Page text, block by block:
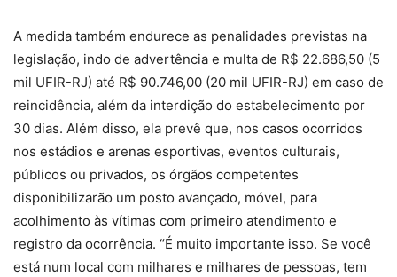
A medida também endurece as penalidades previstas na
legislação, indo de advertência e multa de R$ 22.686,50 (5
mil UFIR-RJ) até R$ 90.746,00 (20 mil UFIR-RJ) em caso de
reincidência, além da interdição do estabelecimento por
30 dias. Além disso, ela prevê que, nos casos ocorridos
nos estádios e arenas esportivas, eventos culturais,
públicos ou privados, os órgãos competentes
disponibilizarão um posto avançado, móvel, para
acolhimento às vítimas com primeiro atendimento e
registro da ocorrência. “É muito importante isso. Se você
está num local com milhares e milhares de pessoas, tem